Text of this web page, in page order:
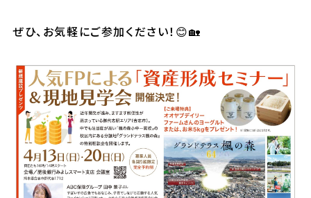
ぜひ、お気軽にご参加ください！😊🏡